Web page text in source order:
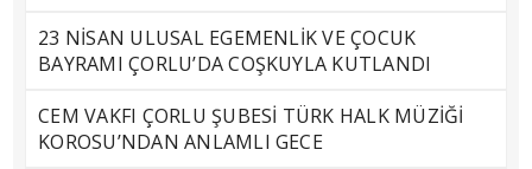
23 NİSAN ULUSAL EGEMENLİK VE ÇOCUK
BAYRAMI ÇORLU’DA COŞKUYLA KUTLANDI
CEM VAKFI ÇORLU ŞUBESİ TÜRK HALK MÜZİĞİ
KOROSU’NDAN ANLAMLI GECE